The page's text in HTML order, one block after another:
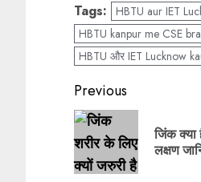
Tags: HBTU aur IET
HBTU kanpur me CSE
HBTU और IET Lucknow
Post
navigation
Previous
जिंक
लक्षण